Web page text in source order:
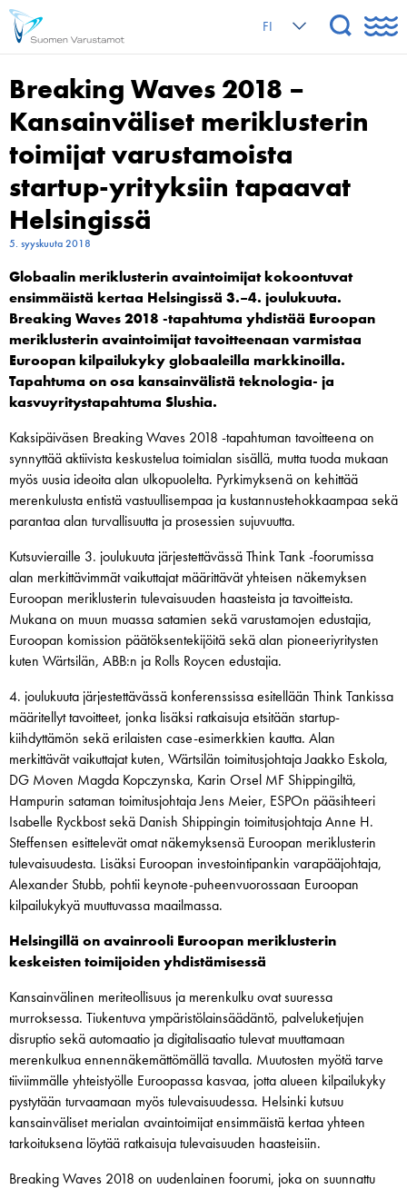
FI
Breaking Waves 2018 –
Kansainväliset meriklusterin
toimijat varustamoista
startup-yrityksiin tapaavat
Helsingissä
5. syyskuuta 2018
Globaalin meriklusterin avaintoimijat kokoontuvat
ensimmäistä kertaa Helsingissä 3.–4. joulukuuta.
Breaking Waves 2018 -tapahtuma yhdistää Euroopan
meriklusterin avaintoimijat tavoitteenaan varmistaa
Euroopan kilpailukyky globaaleilla markkinoilla.
Tapahtuma on osa kansainvälistä teknologia- ja
kasvuyritystapahtuma Slushia.
Kaksipäiväsen Breaking Waves 2018 -tapahtuman tavoitteena on
synnyttää aktiivista keskustelua toimialan sisällä, mutta tuoda mukaan
myös uusia ideoita alan ulkopuolelta. Pyrkimyksenä on kehittää
merenkulusta entistä vastuullisempaa ja kustannustehokkaampaa sekä
parantaa alan turvallisuutta ja prosessien sujuvuutta.
Kutsuvieraille 3. joulukuuta järjestettävässä Think Tank -foorumissa
alan merkittävimmät vaikuttajat määrittävät yhteisen näkemyksen
Euroopan meriklusterin tulevaisuuden haasteista ja tavoitteista.
Mukana on muun muassa satamien sekä varustamojen edustajia,
Euroopan komission päätöksentekijöitä sekä alan pioneeriyritysten
kuten Wärtsilän, ABB:n ja Rolls Roycen edustajia.
4. joulukuuta järjestettävässä konferenssissa esitellään Think Tankissa
määritellyt tavoitteet, jonka lisäksi ratkaisuja etsitään startup-
kiihdyttämön sekä erilaisten case-esimerkkien kautta. Alan
merkittävät vaikuttajat kuten, Wärtsilän toimitusjohtaja Jaakko Eskola,
DG Moven Magda Kopczynska, Karin Orsel MF Shippingiltä,
Hampurin sataman toimitusjohtaja Jens Meier, ESPOn pääsihteeri
Isabelle Ryckbost sekä Danish Shippingin toimitusjohtaja Anne H.
Steffensen esittelevät omat näkemyksensä Euroopan meriklusterin
tulevaisuudesta. Lisäksi Euroopan investointipankin varapääjohtaja,
Alexander Stubb, pohtii keynote-puheenvuorossaan Euroopan
kilpailukykyä muuttuvassa maailmassa.
Helsingillä on avainrooli Euroopan meriklusterin
keskeisten toimijoiden yhdistämisessä
Kansainvälinen meriteollisuus ja merenkulku ovat suuressa
murroksessa. Tiukentuva ympäristölainsäädäntö, palveluketjujen
disruptio sekä automaatio ja digitalisaatio tulevat muuttamaan
merenkulkua ennennäkemättömällä tavalla. Muutosten myötä tarve
tiiviimmälle yhteistyölle Euroopassa kasvaa, jotta alueen kilpailukyky
pystytään turvaamaan myös tulevaisuudessa. Helsinki kutsuu
kansainväliset merialan avaintoimijat ensimmäistä kertaa yhteen
tarkoituksena löytää ratkaisuja tulevaisuuden haasteisiin.
Breaking Waves 2018 on uudenlainen foorumi, joka on suunnattu